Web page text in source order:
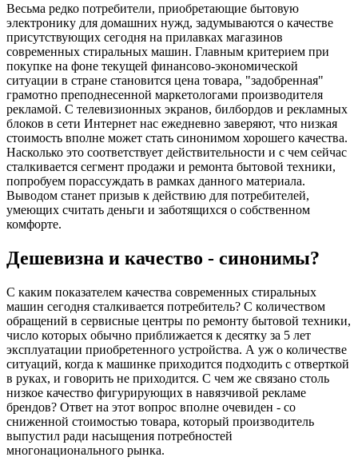
Весьма редко потребители, приобретающие бытовую
электронику для домашних нужд, задумываются о качестве
присутствующих сегодня на прилавках магазинов
современных стиральных машин. Главным критерием при
покупке на фоне текущей финансово-экономической
ситуации в стране становится цена товара, "задобренная"
грамотно преподнесенной маркетологами производителя
рекламой. С телевизионных экранов, билбордов и рекламных
блоков в сети Интернет нас ежедневно заверяют, что низкая
стоимость вполне может стать синонимом хорошего качества.
Насколько это соответствует действительности и с чем сейчас
сталкивается сегмент продажи и ремонта бытовой техники,
попробуем порассуждать в рамках данного материала.
Выводом станет призыв к действию для потребителей,
умеющих считать деньги и заботящихся о собственном
комфорте.
Дешевизна и качество - синонимы?
С каким показателем качества современных стиральных
машин сегодня сталкивается потребитель? С количеством
обращений в сервисные центры по ремонту бытовой техники,
число которых обычно приближается к десятку за 5 лет
эксплуатации приобретенного устройства. А уж о количестве
ситуаций, когда к машинке приходится подходить с отверткой
в руках, и говорить не приходится. С чем же связано столь
низкое качество фигурирующих в навязчивой рекламе
брендов? Ответ на этот вопрос вполне очевиден - со
сниженной стоимостью товара, который производитель
выпустил ради насыщения потребностей
многонационального рынка.